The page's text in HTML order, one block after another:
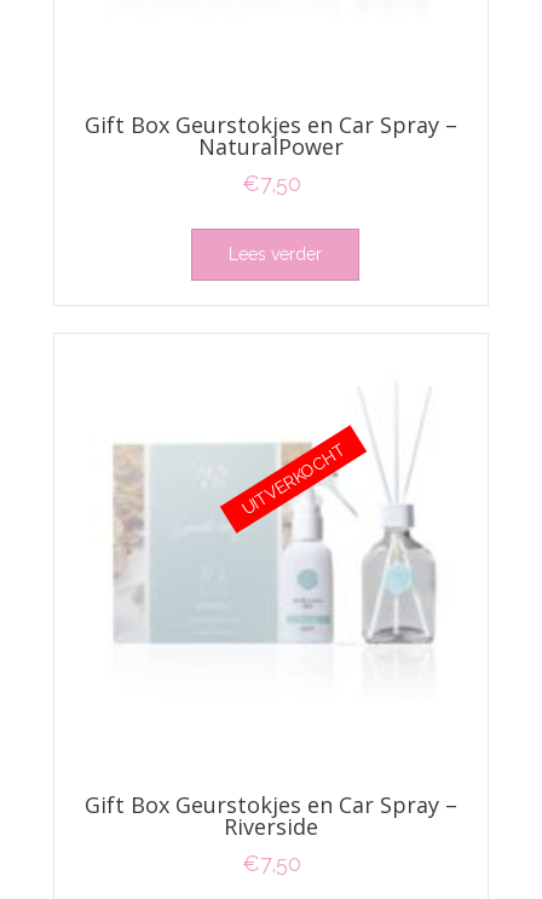
Gift Box Geurstokjes en Car Spray –
NaturalPower
€7,50
Lees verder
Gift Box Geurstokjes en Car Spray –
Riverside
€7,50
UITVERKOCHT